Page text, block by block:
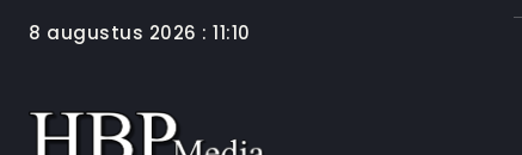
8 augustus 2026 : 11:10